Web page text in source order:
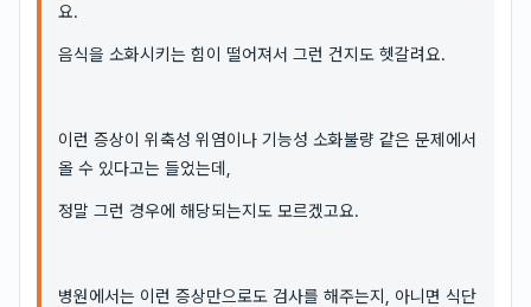
요.
음식을 소화시키는 힘이 떨어져서 그런 건지도 헷갈려요.
이런 증상이 위축성 위염이나 기능성 소화불량 같은 문제에서
올 수 있다고는 들었는데,
정말 그런 경우에 해당되는지도 모르겠고요.
병원에서는 이런 증상만으로도 검사를 해주는지, 아니면 식단